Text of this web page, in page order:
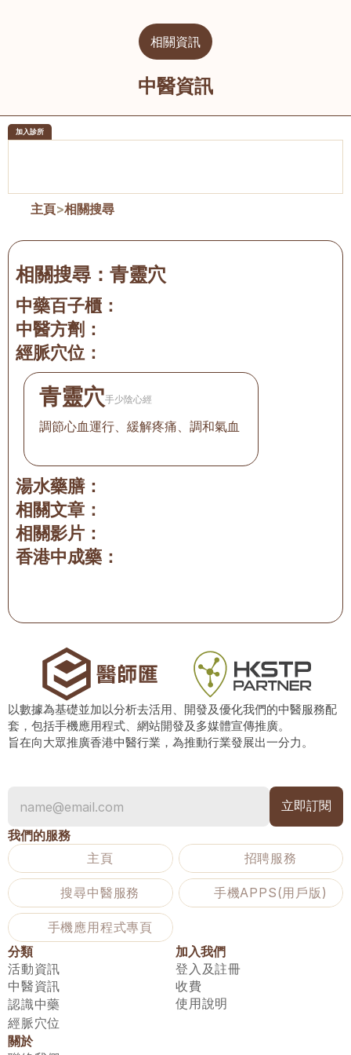
相關資訊
中醫資訊
加入診所
主頁>相關搜尋
相關搜尋： 青靈穴
中藥百子櫃：
中醫方劑：
經脈穴位：
青靈穴手少陰心經
調節心血運行、緩解疼痛、調和氣血
湯水藥膳：
相關文章：
相關影片：
香港中成藥：
以數據為基礎並加以分析去活用、開發及優化我們的中醫服務配
套，包括手機應用程式、網站開發及多媒體宣傳推廣。
旨在向大眾推廣香港中醫行業，為推動行業發展出一分力。
我們的服務
主頁
招聘服務
搜尋中醫服務 手機APPS(用戶版)
手機應用程式專頁
分類
活動資訊
中醫資訊
認識中藥
經脈穴位
加入我們
登入及註冊
收費
使用說明
關於